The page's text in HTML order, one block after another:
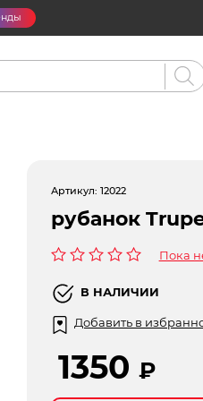
Артикул:12022
рубанок
0
из
5
Пока
В НАЛИЧИИ
Добавить в
1350 ₽